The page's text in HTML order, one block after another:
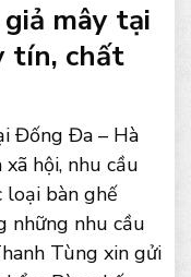
mây tại
tín, chất
Đống Đa – Hà
hội, nhu cầu
loại bàn ghế
những nhu cầu
Tùng xin gửi